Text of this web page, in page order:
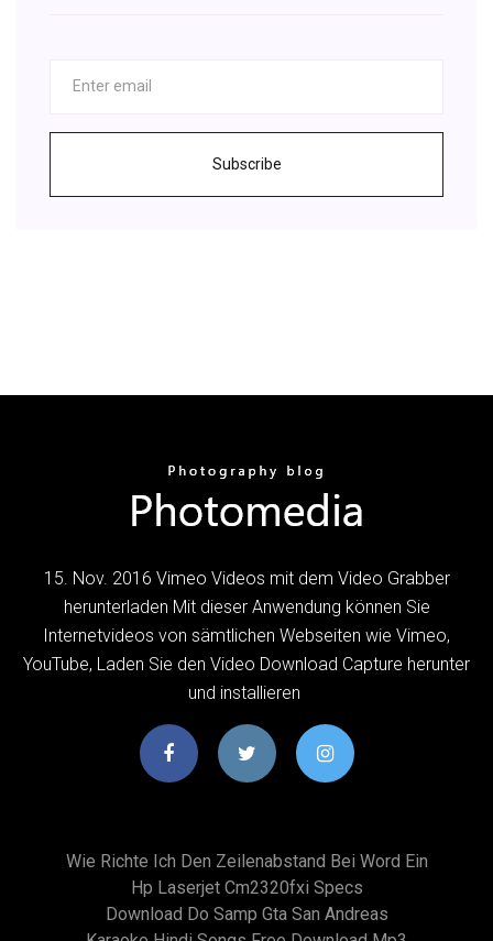
Subscribe
15. Nov. 2016 Vimeo Videos mit dem Video Grabber
herunterladen Mit dieser Anwendung können Sie
Internetvideos von sämtlichen Webseiten wie Vimeo,
YouTube, Laden Sie den Video Download Capture herunter
und installieren
Wie Richte Ich Den Zeilenabstand Bei Word Ein
Hp Laserjet Cm2320fxi Specs
Download Do Samp Gta San Andreas